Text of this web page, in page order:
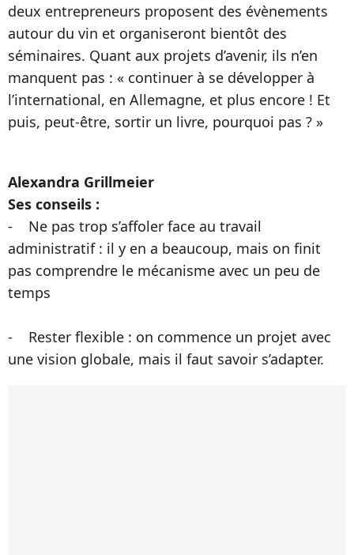
deux entrepreneurs proposent des évènements
autour du vin et organiseront bientôt des
séminaires. Quant aux projets d’avenir, ils n’en
manquent pas : « continuer à se développer à
l’international, en Allemagne, et plus encore ! Et
puis, peut-être, sortir un livre, pourquoi pas ? »
Alexandra Grillmeier
Ses conseils :
- Ne pas trop s’affoler face au travail
administratif : il y en a beaucoup, mais on finit
pas comprendre le mécanisme avec un peu de
temps
- Rester flexible : on commence un projet avec
une vision globale, mais il faut savoir s’adapter.